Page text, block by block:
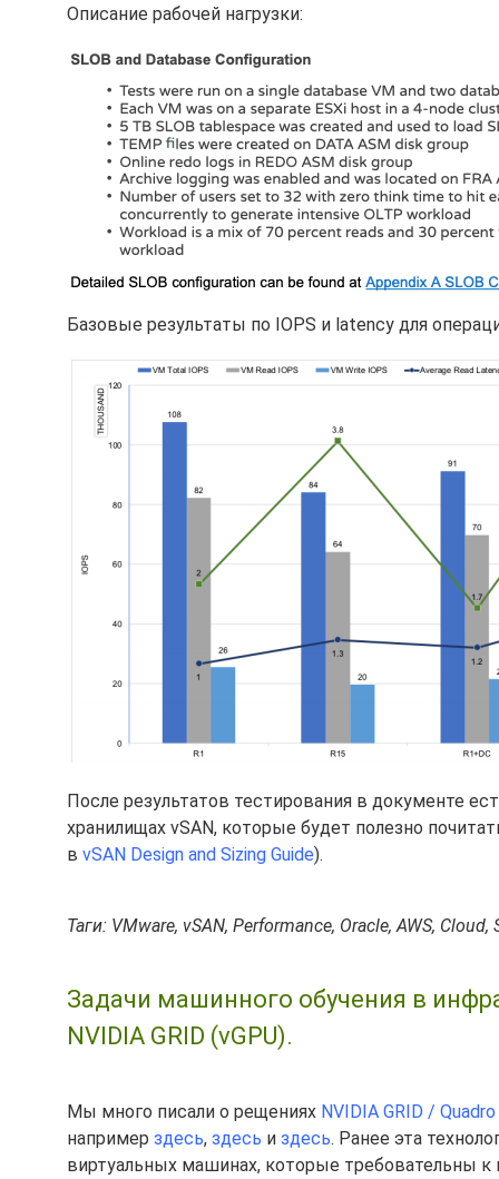
Описание рабочей нагрузки:
Базовые результаты по IOPS и latency для
После результатов тестирования в документе
хранилищах vSAN, которые будет полезно
в vSAN Design and Sizing Guide).
Таги: VMware, vSAN, Performance, Oracle, AWS, Cloud,
Задачи машинного обучения в
NVIDIA GRID (vGPU).
Мы много писали о рещениях NVIDIA GRID /
например здесь, здесь и здесь. Ранее эта
виртуальных машинах, которые требовательны